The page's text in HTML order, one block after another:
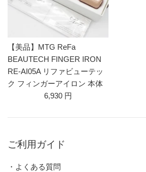
【美品】MTG ReFa
BEAUTECH FINGER IRON
RE-AI05A リファビューテッ
ク フィンガーアイロン 本体
6,930 円
ご利用ガイド
・よくある質問